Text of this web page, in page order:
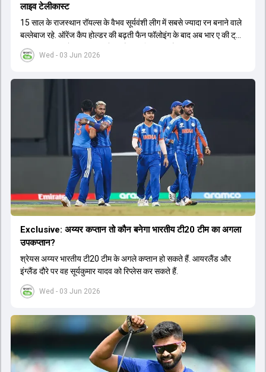
Wed - 03 Jun 2026
लाइव टेलीकास्ट
15 साल के राजस्थान रॉयल्स के वैभव सूर्यवंशी लीग में सबसे ज्यादा रन बनाने वाले
बल्लेबाज रहे. ऑरेंज कैप होल्डर की बढ़ती फैन फॉलोइंग के बाद अब भार ए की ट्राई
सीरीज का लाइव टेलीकास्ट करने का फैसला लिया गया है.
Wed - 03 Jun 2026
Exclusive: अय्यर कप्तान तो कौन बनेगा भारतीय टी20 टीम का अगला
उपकप्तान?
श्रेयस अय्यर भारतीय टी20 टीम के अगले कप्तान हो सकते हैं. आयरलैंड और
इंग्लैंड दौरे पर वह सूर्यकुमार यादव को रिप्लेस कर सकते हैं.